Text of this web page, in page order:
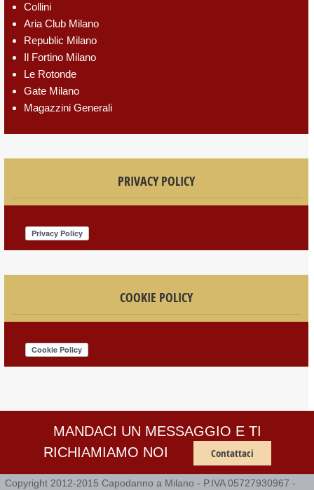
Collini
Aria Club Milano
Republic Milano
Il Fortino Milano
Le Rotonde
Gate Milano
Magazzini Generali
PRIVACY POLICY
COOKIE POLICY
MANDACI UN MESSAGGIO E TI
RICHIAMIAMO NOI
Contattaci
Copyright 2012-2015 Capodanno a Milano - P.IVA 05727930967 -